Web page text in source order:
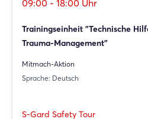
09:00 - 18:00 Uhr
Trainingseinheit "Technische
Trauma-Management"
Mitmach-Aktion
Sprache: Deutsch
S-Gard Safety Tour